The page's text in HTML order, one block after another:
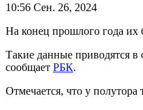
10:56 Сен. 26, 2024
На конец прошлого года их
Такие данные приводятся
сообщает РБК.
Отмечается, что у